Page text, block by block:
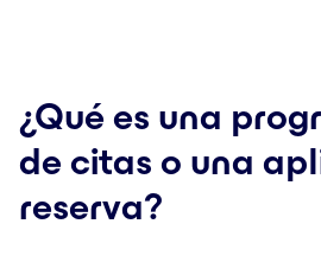
¿Qué es una
de citas o una
reserva?